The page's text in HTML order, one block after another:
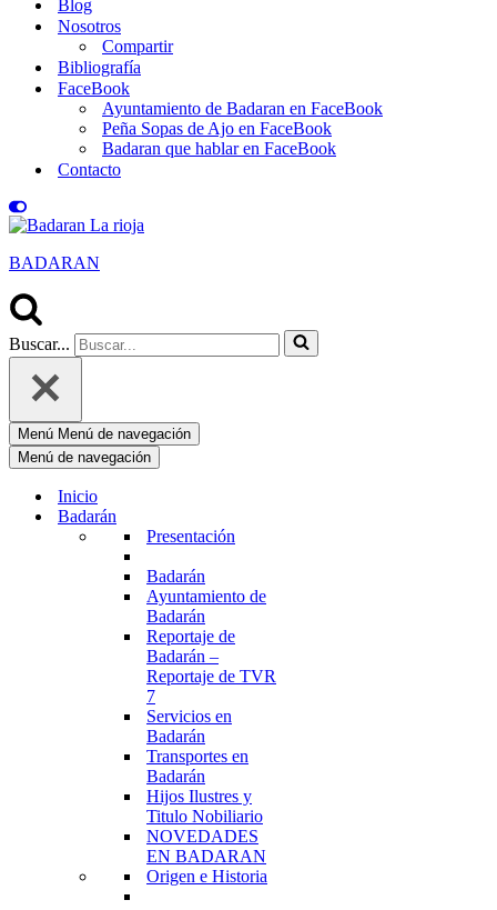
Blog
Nosotros
Compartir
Bibliografía
FaceBook
Ayuntamiento de Badaran en FaceBook
Peña Sopas de Ajo en FaceBook
Badaran que hablar en FaceBook
Contacto
BADARAN
Buscar...
Menú Menú de navegación
Menú de navegación
Inicio
Badarán
Presentación
Badarán
Ayuntamiento de
Badarán
Reportaje de
Badarán –
Reportaje de TVR
7
Servicios en
Badarán
Transportes en
Badarán
Hijos Ilustres y
Titulo Nobiliario
NOVEDADES
EN BADARAN
Origen e Historia